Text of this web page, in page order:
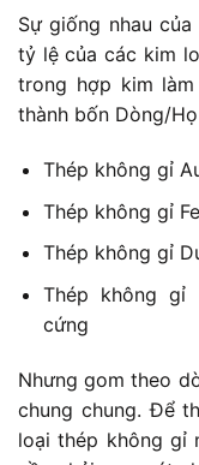
Sự giống nhau
tỷ lệ của các kim
trong hợp kim
thành bốn Dòng/
Thép không gỉ
Thép không gỉ
Thép không gỉ
Thép không gỉ
cứng
Nhưng gom theo
chung chung. Để
loại thép không gỉ